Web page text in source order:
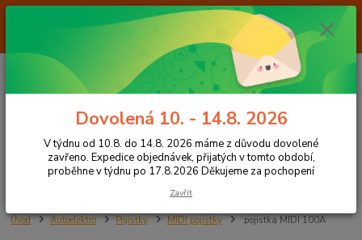
Od 7.8. do 14.8. 2026 máme z důvodu dovolené ZAVŘENO. Expedice
objednávek, přijatých v tomto období, proběhne v týdnu po 17.8.2026
Děkujeme za pochopení
CZK
Hledat
+420 605 283 713
za0,00 Kč
Úvod Autoelektro Pojistky MIDI pojistky pojistka MIDI 100A
Dovolená 10. - 14.8. 2026
V týdnu od 10.8. do 14.8. 2026 máme z důvodu dovolené
zavřeno. Expedice objednávek, přijatých v tomto období,
proběhne v týdnu po 17.8.2026 Děkujeme za pochopení
Zavřít